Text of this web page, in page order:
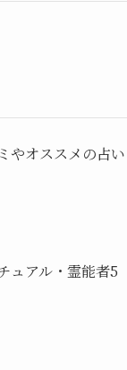
やオススメの占い
ュアル・霊能者5